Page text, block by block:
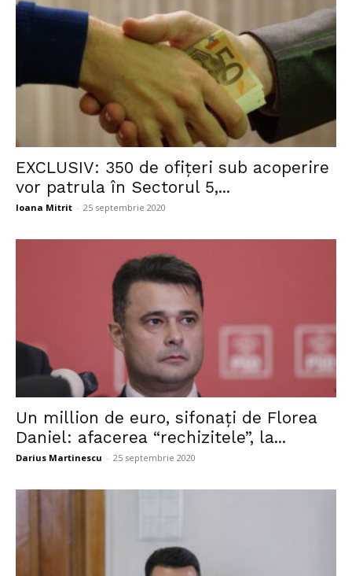
EXCLUSIV: 350 de ofițeri sub acoperire
vor patrula în Sectorul 5,...
Ioana Mitrit - 25 septembrie 2020
Un million de euro, sifonați de Florea
Daniel: afacerea “rechizitele”, la...
Darius Martinescu - 25 septembrie 2020